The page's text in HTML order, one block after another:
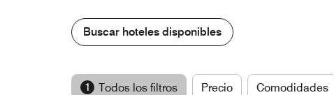
Buscar hoteles disponibles
1 Todos los filtros Precio Comodidades